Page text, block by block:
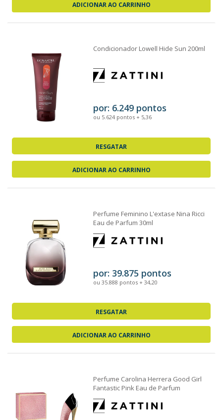
ADICIONAR AO CARRINHO
Condicionador Lowell Hide Sun 200ml
por: 6.249 pontos
ou 5.624 pontos + 5,36
RESGATAR
ADICIONAR AO CARRINHO
Perfume Feminino L'extase Nina Ricci
Eau de Parfum 30ml
por: 39.875 pontos
ou 35.888 pontos + 34,20
RESGATAR
ADICIONAR AO CARRINHO
Perfume Carolina Herrera Good Girl
Fantastic Pink Eau de Parfum
Feminino 80ml